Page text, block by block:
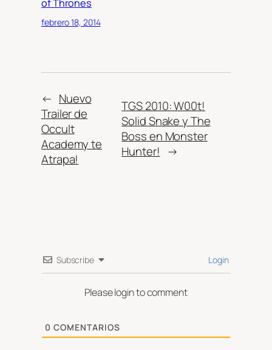
of Thrones
febrero 18, 2014
← Nuevo
Trailer de
Occult
Academy te
Atrapa!
TGS 2010: W00t!
Solid Snake y The
Boss en Monster
Hunter! →
Subscribe Login
Please login to comment
0 COMENTARIOS